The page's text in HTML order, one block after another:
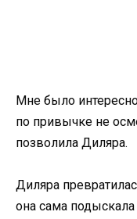
Мне было
по привычке не
позволила Диляра.
Диляра
она сама подыскала